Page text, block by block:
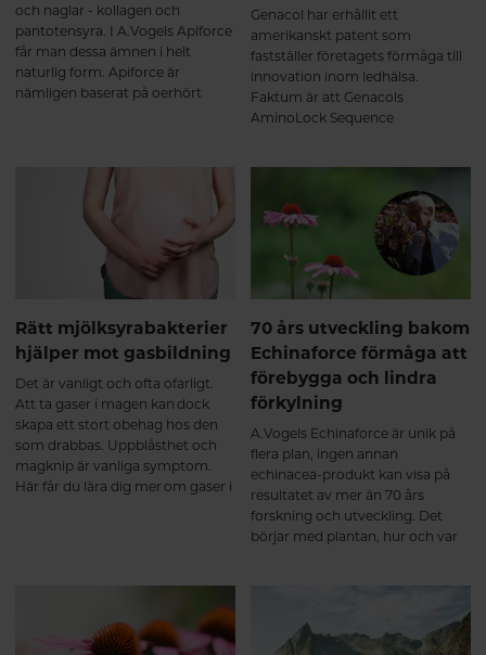
och naglar - kollagen och
pantotensyra. I A.Vogels Apiforce
får man dessa ämnen i helt
naturlig form. Apiforce är
nämligen baserat på oerhört
Genacol har erhållit ett
amerikanskt patent som
fastställer företagets förmåga till
innovation inom ledhälsa.
Faktum är att Genacols
AminoLock Sequence
kollagenproduktionsmetoder på
marknaden. Häng med så
Rätt mjölksyrabakterier
hjälper mot gasbildning
Det är vanligt och ofta ofarligt.
Att ta gaser i magen kan dock
skapa ett stort obehag hos den
som drabbas. Uppblåsthet och
magknip är vanliga symptom.
Här får du lära dig mer om gaser i
70 års utveckling bakom
Echinaforce förmåga att
förebygga och lindra
förkylning
A.Vogels Echinaforce är unik på
flera plan, ingen annan
echinacea-produkt kan visa på
resultatet av mer än 70 års
forskning och utveckling. Det
börjar med plantan, hur och var
läkemedel vid förkylning.